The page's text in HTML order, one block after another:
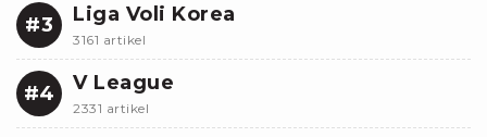
#3 Liga Voli Korea
3161 artikel
#4 V League
2331 artikel